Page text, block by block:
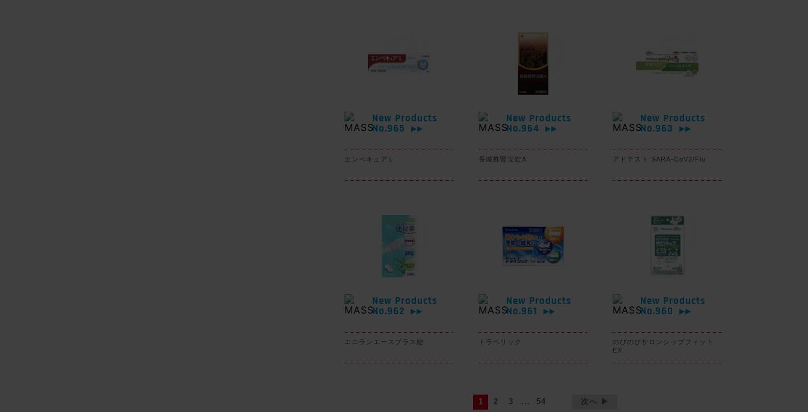
New Products
No.965
▶▶
エンペキュアＬ
New Products
No.964
▶▶
長城甦腎宝錠A
New Products
No.963
▶▶
アドテスト SARA-CoV2/Flu
New Products
No.962
▶▶
エニランエースプラス錠
New Products
No.961
▶▶
トラベリック
New Products
No.960
▶▶
のびのびサロンシップフィット
EX
1 2 3 ... 54 次へ ▶